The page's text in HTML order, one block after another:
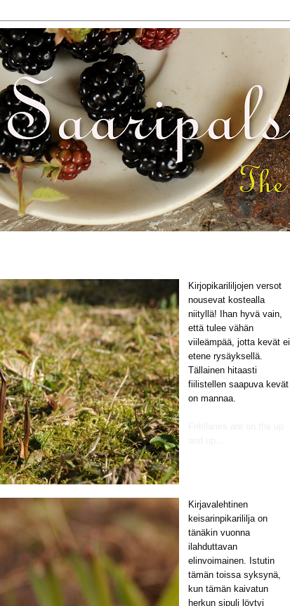
Kirjopikarililjojen versot
nousevat kostealla
niityllä! Ihan hyvä vain,
että tulee vähän
viileämpää, jotta kevät ei
etene rysäyksellä.
Tällainen hitaasti
fiilistellen saapuva kevät
on mannaa.
Kirjavalehtinen
keisarinpikarililja on
tänäkin vuonna
ilahduttavan
elinvoimainen. Istutin
tämän toissa syksynä,
kun tämän kaivatun
herkun sipuli löytyi